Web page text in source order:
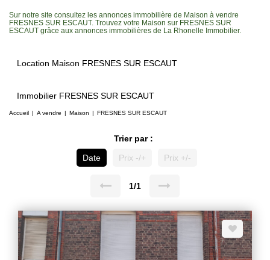
Sur notre site consultez les annonces immobilière de Maison à vendre
FRESNES SUR ESCAUT. Trouvez votre Maison sur FRESNES SUR
ESCAUT grâce aux annonces immobilières de La Rhonelle Immobilier.
Location Maison FRESNES SUR ESCAUT
Immobilier FRESNES SUR ESCAUT
Accueil A vendre Maison FRESNES SUR ESCAUT
Trier par :
Date
Prix -/+ Prix +/-
1/1